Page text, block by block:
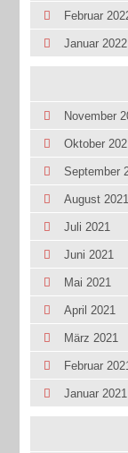
Februar
Januar 2022
November
Oktober
September
August 2021
Juli 2021
Juni 2021
Mai 2021
April 2021
März 2021
Februar
Januar 2021